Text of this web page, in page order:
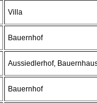
Villa
Bauernhof
Aussiedlerhof,
Bauernhof